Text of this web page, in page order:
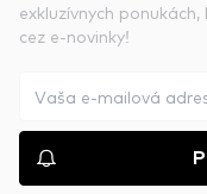
exkluzívnych
cez e-novinky!